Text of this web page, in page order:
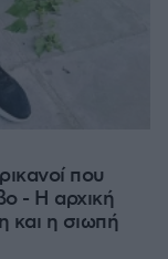
που
- Η αρχική
και η σιωπή